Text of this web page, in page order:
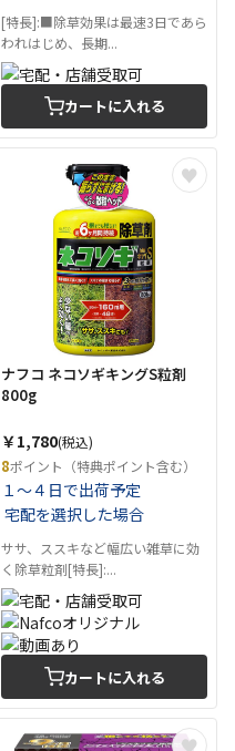
[特長]:■除草効果は最速3日であら
われはじめ、長期...
カートに入れる
ナフコ ネコソギキングS粒剤
800g
￥1,780(税込)
8ポイント（特典ポイント含む）
１～４日で出荷予定
宅配を選択した場合
ササ、ススキなど幅広い雑草に効
く除草粒剤[特長]:...
カートに入れる